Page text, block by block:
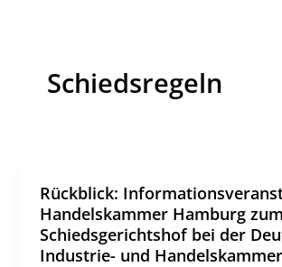
Schiedsregeln
Rückblick:
Handelskammer Hamburg
Schiedsgerichtshof bei der
Industrie- und Handelskammer